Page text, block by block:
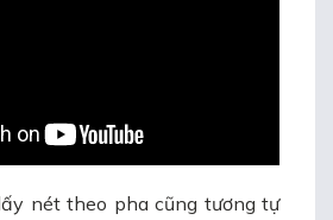
nét theo pha cũng tương tự